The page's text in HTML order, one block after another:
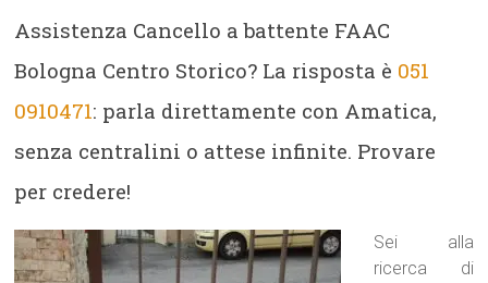
Assistenza Cancello a battente FAAC
Bologna Centro Storico? La risposta è 051
0910471: parla direttamente con Amatica,
senza centralini o attese infinite. Provare
per credere!
Sei alla
ricerca di